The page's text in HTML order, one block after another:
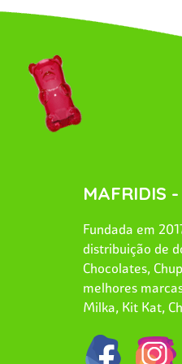
MAFRIDIS
Fundada em
distribuição de
Chocolates,
melhores
Milka, Kit Kat,